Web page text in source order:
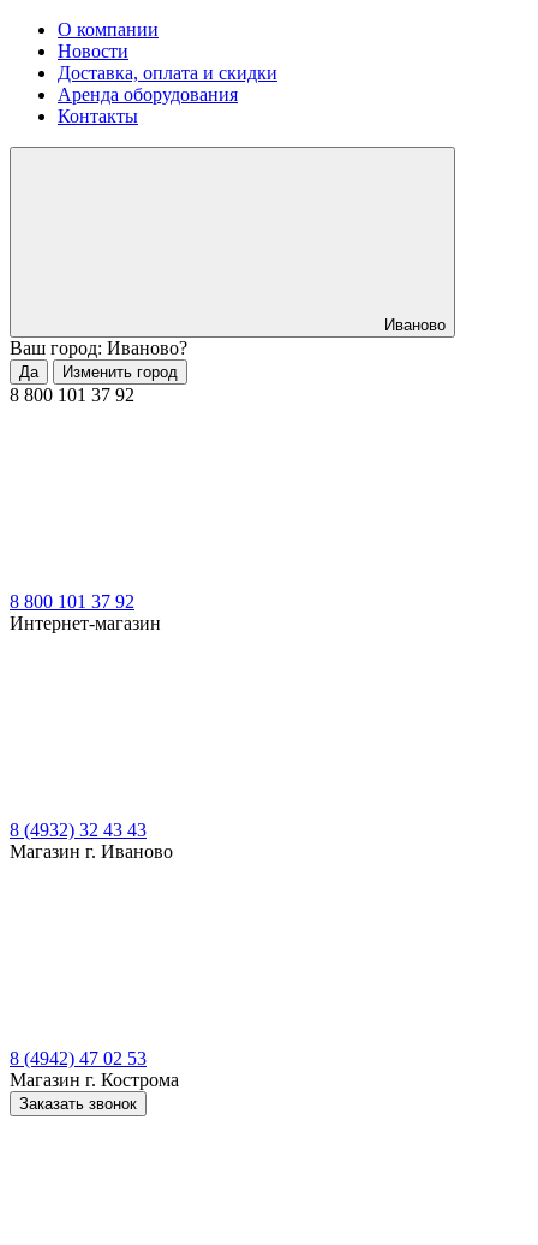
О компании
Новости
Доставка, оплата и скидки
Аренда оборудования
Контакты
Иваново
Ваш город: Иваново?
Да Изменить город
8 800 101 37 92
8 800 101 37 92
Интернет-магазин
8 (4932) 32 43 43
Магазин г. Иваново
8 (4942) 47 02 53
Магазин г. Кострома
Заказать звонок